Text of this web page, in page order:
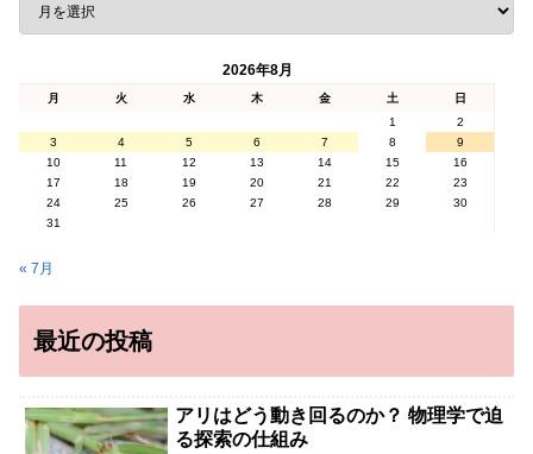
2026年8月
月 火 水 木 金 土
日
1
2
3
4 5 6 7 8
9
10
11 12 13 14 15
16
17
18 19 20 21 22
23
24
25 26 27 28 29
30
31
« 7月
最近の投稿
アリはどう動き回るのか？ 物理学で迫
る探索の仕組み